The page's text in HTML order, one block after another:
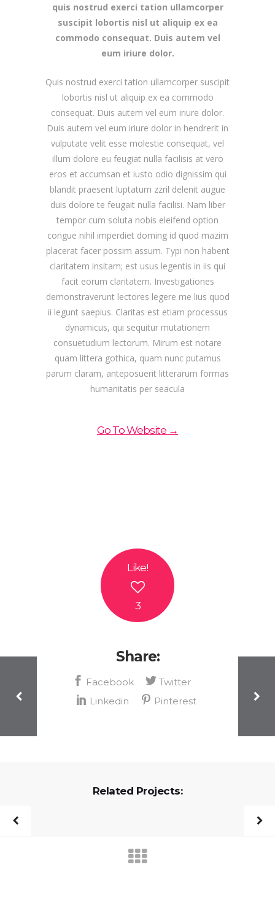
quis nostrud exerci tation ullamcorper
suscipit lobortis nisl ut aliquip ex ea
commodo consequat. Duis autem vel
eum iriure dolor.
Quis nostrud exerci tation ullamcorper suscipit
lobortis nisl ut aliquip ex ea commodo
consequat. Duis autem vel eum iriure dolor.
Duis autem vel eum iriure dolor in hendrerit in
vulputate velit esse molestie consequat, vel
illum dolore eu feugiat nulla facilisis at vero
eros et accumsan et iusto odio dignissim qui
blandit praesent luptatum zzril delenit augue
duis dolore te feugait nulla facilisi. Nam liber
tempor cum soluta nobis eleifend option
congue nihil imperdiet doming id quod mazim
placerat facer possim assum. Typi non habent
claritatem insitam; est usus legentis in iis qui
facit eorum claritatem. Investigationes
demonstraverunt lectores legere me lius quod
ii legunt saepius. Claritas est etiam processus
dynamicus, qui sequitur mutationem
consuetudium lectorum. Mirum est notare
quam littera gothica, quam nunc putamus
parum claram, anteposuerit litterarum formas
humanitatis per seacula
Go To Website →
Like!
3
Share:
Related Projects: